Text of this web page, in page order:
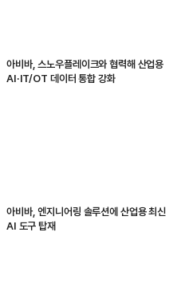
아비바, 스노우플레이크와 협력해 산업용
AI·IT/OT 데이터 통합 강화
아비바, 엔지니어링 솔루션에 산업용 최신
AI 도구 탑재